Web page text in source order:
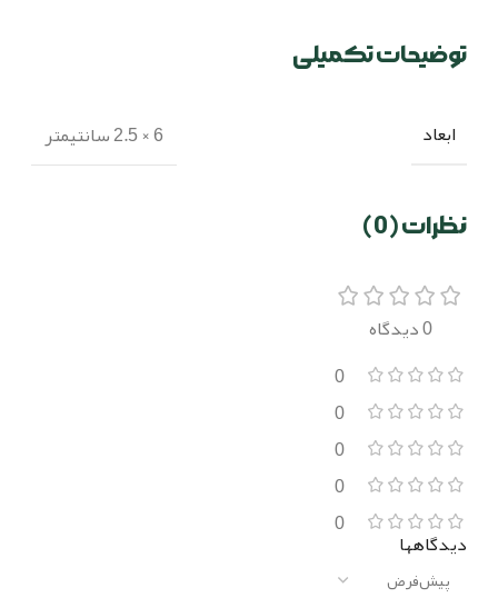
توضیحات تکمیلی
ابعاد 6 × 2.5 سانتیمتر
نظرات (0)
0 دیدگاه
0
0
0
0
0
دیدگاهها